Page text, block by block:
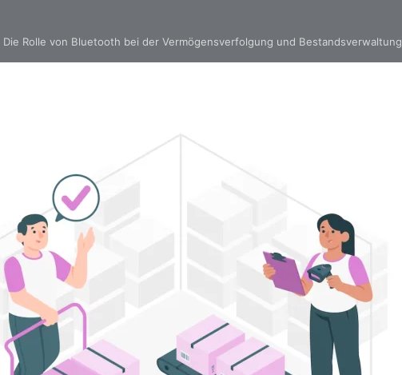
Die Rolle von Bluetooth bei der Vermögensverfolgung und Bestandsverwaltung